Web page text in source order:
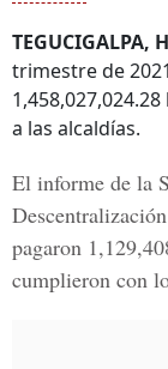
TEGUCIGALPA,
trimestre de
a las alcaldías.
El informe de la
Descentralización
pagaron
cumplieron con